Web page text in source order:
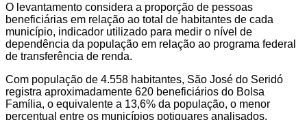
O levantamento considera a proporção de pessoas
beneficiárias em relação ao total de habitantes de cada
município, indicador utilizado para medir o nível de
dependência da população em relação ao programa federal
de transferência de renda.
Com população de 4.558 habitantes, São José do Seridó
registra aproximadamente 620 beneficiários do Bolsa
Família, o equivalente a 13,6% da população, o menor
percentual entre os municípios potiguares analisados.